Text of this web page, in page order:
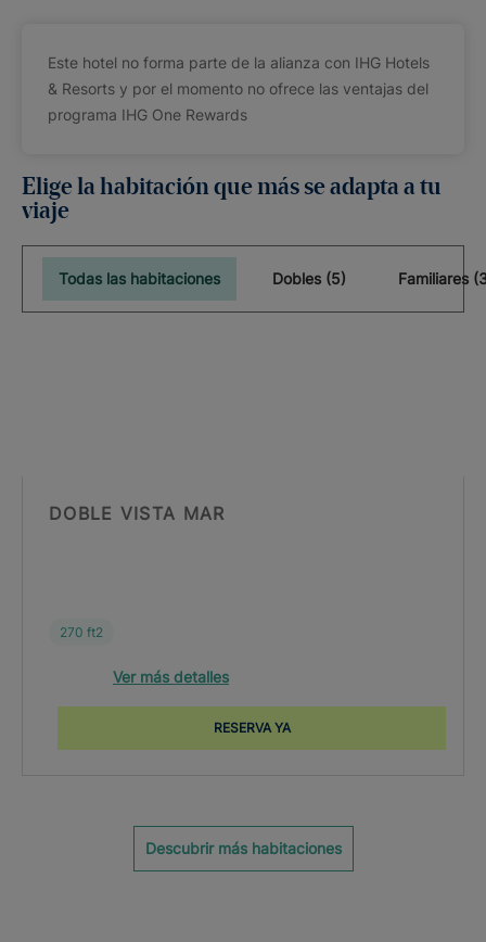
Este hotel no forma parte de la alianza con IHG Hotels
& Resorts y por el momento no ofrece las ventajas del
programa IHG One Rewards
Elige la habitación que más se adapta a tu
viaje
Todas las habitaciones Dobles (5) Familiares
DOBLE VISTA MAR
270 ft2
Ver más detalles
RESERVA YA
Descubrir más habitaciones